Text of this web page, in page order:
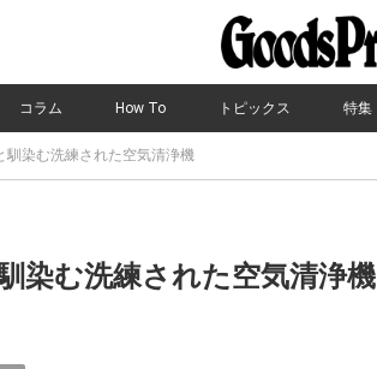
コラム How To トピックス 特集
馴染む洗練された空気清浄機
染む洗練された空気清浄機